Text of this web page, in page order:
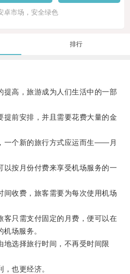
卓市场，安全绿色
排行
高，旅游成为人们生活中的一部
前安排，并且需要花费大量的金
个新的旅行方式应运而生——月
按月份付费来享受机场服务的一
收费，旅客需要为每次使用机场
只需支付固定的月费，便可以在
场服务。
选择旅行时间，不再受时间限
也更经济。